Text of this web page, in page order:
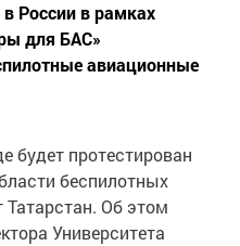
России в рамках
для БАС»
авиационные
будет протестирован
беспилотных
Об этом
Университета